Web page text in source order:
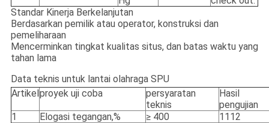
Standar Kinerja Berkelanjutan
Berdasarkan pemilik atau operator, konstruksi dan
pemeliharaan
Mencerminkan tingkat kualitas situs, dan batas waktu yang
tahan lama
Data teknis untuk lantai olahraga SPU
Artikelproyek uji coba
persyaratan
teknis
Hasil
pengujian
1
Elogasi tegangan,% ≥ 400
1112